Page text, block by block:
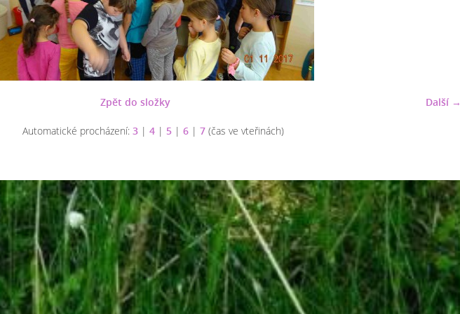
Další →
Zpět do složky
Automatické procházení: 3| 4| 5| 6| 7(čas ve vteřinách)